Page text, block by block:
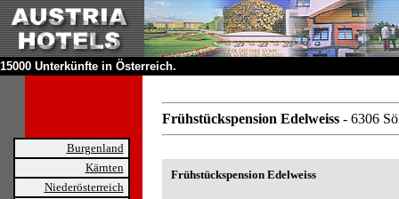
15000 Unterkünfte in Österreich.
Burgenland
Kärnten
Niederösterreich
Frühstückspension Edelweiss - 6306
Frühstückspension Edelweiss